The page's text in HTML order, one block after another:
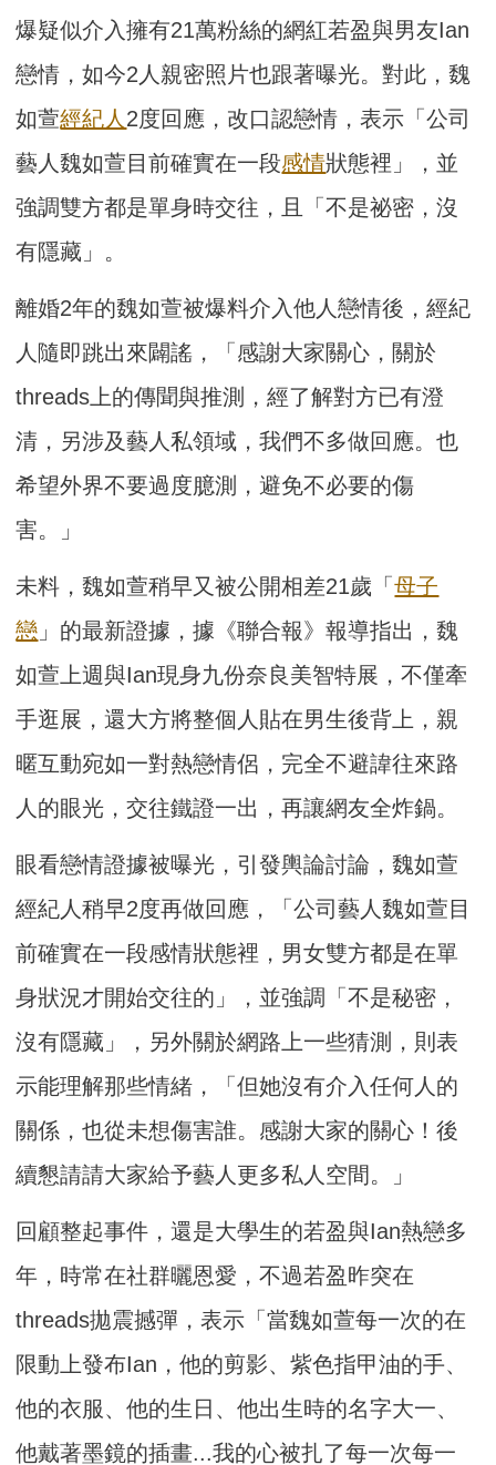
爆疑似介入擁有21萬粉絲的網紅若盈與男友Ian
戀情，如今2人親密照片也跟著曝光。對此，魏
如萱經紀人2度回應，改口認戀情，表示「公司
藝人魏如萱目前確實在一段感情狀態裡」，並
強調雙方都是單身時交往，且「不是祕密，沒
有隱藏」。
離婚2年的魏如萱被爆料介入他人戀情後，經紀
人隨即跳出來闢謠，「感謝大家關心，關於
threads上的傳聞與推測，經了解對方已有澄
清，另涉及藝人私領域，我們不多做回應。也
希望外界不要過度臆測，避免不必要的傷
害。」
未料，魏如萱稍早又被公開相差21歲「母子
戀 」的最新證據，據《聯合報》報導指出，魏
如萱上週與Ian現身九份奈良美智特展，不僅牽
手逛展，還大方將整個人貼在男生後背上，親
暱互動宛如一對熱戀情侶，完全不避諱往來路
人的眼光，交往鐵證一出，再讓網友全炸鍋。
眼看戀情證據被曝光，引發輿論討論，魏如萱
經紀人稍早2度再做回應，「公司藝人魏如萱目
前確實在一段感情狀態裡，男女雙方都是在單
身狀況才開始交往的」，並強調「不是秘密，
沒有隱藏」，另外關於網路上一些猜測，則表
示能理解那些情緒，「但她沒有介入任何人的
關係，也從未想傷害誰。感謝大家的關心！後
續懇請請大家給予藝人更多私人空間。」
回顧整起事件，還是大學生的若盈與Ian熱戀多
年，時常在社群曬恩愛，不過若盈昨突在
threads拋震撼彈，表示「當魏如萱每一次的在
限動上發布Ian，他的剪影、紫色指甲油的手、
他的衣服、他的生日、他出生時的名字大一、
他戴著墨鏡的插畫...我的心被扎了每一次每一